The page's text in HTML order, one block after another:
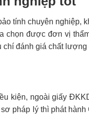
tính chuyên nghiệp,
chọn được đơn vị
đánh giá chất lượng
kiện, ngoài giấy
pháp lý thì phát